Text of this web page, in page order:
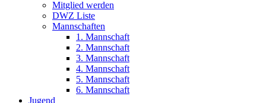
Mitglied werden
DWZ Liste
Mannschaften
1. Mannschaft
2. Mannschaft
3. Mannschaft
4. Mannschaft
5. Mannschaft
6. Mannschaft
Jugend